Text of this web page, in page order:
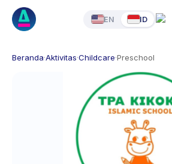
EN ID
Beranda·Aktivitas·Childcare·Preschool